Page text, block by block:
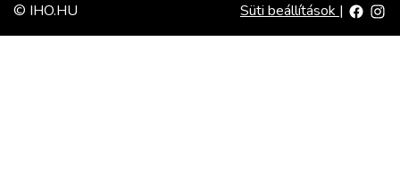
© IHO.HU Süti beállítások |